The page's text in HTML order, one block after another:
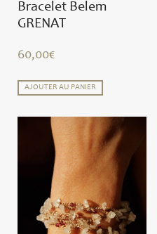
Bracelet Belem
GRENAT
60,00€
AJOUTER AU PANIER